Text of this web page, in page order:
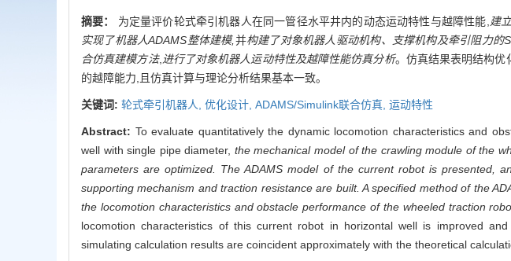
摘要： 为定量评价轮式牵引机器人在同一管径水平井内的动态运动特性与越障性能, 建
实现了机器人ADAMS整体建模,并构建了对象机器人驱动机构、支撑机构及牵引阻力
合仿真建模方法, 进行了对象机器人运动特性及越障性能仿真分析。仿真结果表明结构优
的越障能力,且仿真计算与理论分析结果基本一致。
关键词: 轮式牵引机器人, 优化设计, ADAMS/Simulink联合仿真, 运动特性
Abstract: To evaluate quantitatively the dynamic locomotion characteristics and
well with single pipe diameter, the mechanical model of the crawling module of the
parameters are optimized. The ADAMS model of the current robot is presented,
supporting mechanism and traction resistance are built. A specified method of the
the locomotion characteristics and obstacle performance of the wheeled traction
locomotion characteristics of this current robot in horizontal well is improved
simulating calculation results are coincident approximately with the theoretical